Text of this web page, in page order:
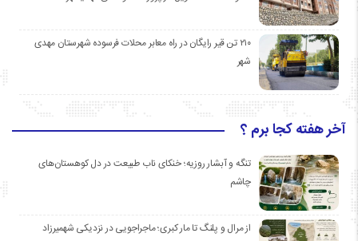
۲۱۰ تن قیر رایگان در راه معابر محلات فرسوده شهرستان مهدی
شهر
آخر هفته کجا برم ؟
تنگه و آبشار روزیه؛ خنکای ناب طبیعت در دل کوهستان‌های
چاشم
از مرال و پلنگ تا مار کبری؛ ماجراجویی در نزدیکی شهمیرزاد